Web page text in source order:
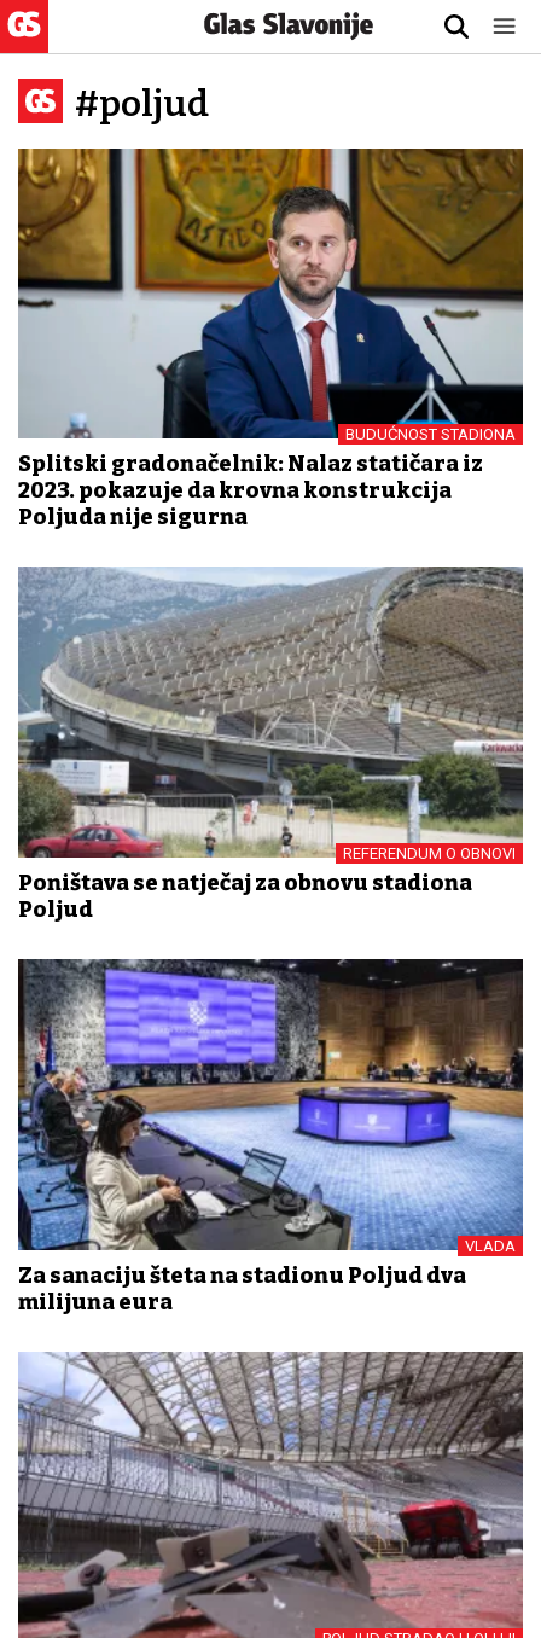
#poljud
BUDUĆNOST STADIONA
Splitski gradonačelnik: Nalaz statičara iz
2023. pokazuje da krovna konstrukcija
Poljuda nije sigurna
REFERENDUM O OBNOVI
Poništava se natječaj za obnovu stadiona
Poljud
VLADA
Za sanaciju šteta na stadionu Poljud dva
milijuna eura